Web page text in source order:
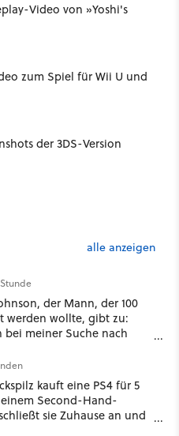
Video von »Yoshi's
zum Spiel für Wii U und
der 3DS-Version
alle anzeigen
der Mann, der 100
werden wollte, gibt zu:
bei meiner Suche nach
kauft eine PS4 für 5
Second-Hand-
sie Zuhause an und